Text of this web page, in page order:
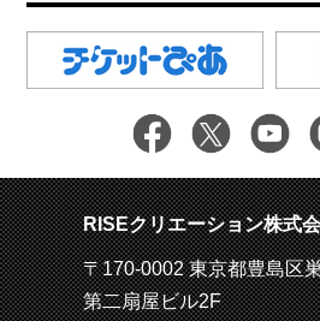
RISEクリエーション株式
〒170-0002 東京都豊島区
第二扇屋ビル2F